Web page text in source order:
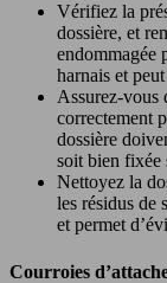
Vérifiez la
dossière, et
endommagée
harnais et
Assurez-vous
correctement
dossière
soit bien fixée
Nettoyez la
les résidus de
et permet
Courroies